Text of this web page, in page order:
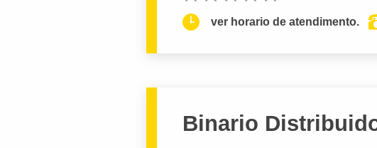
ver horario de atendimento.
Binario